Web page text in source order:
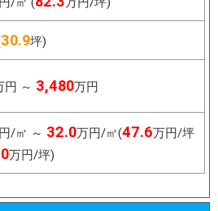
30.9坪)
円 ～ 3,480万円
/㎡ ～ 32.0万円/㎡(47.6万円/坪
万円/坪)